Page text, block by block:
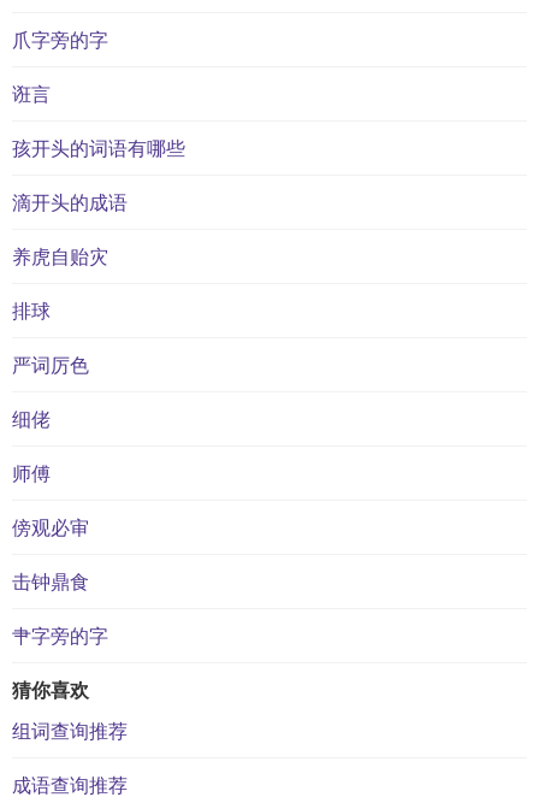
爪字旁的字
诳言
孩开头的词语有哪些
滴开头的成语
养虎自贻灾
排球
严词厉色
细佬
师傅
傍观必审
击钟鼎食
肀字旁的字
猜你喜欢
组词查询推荐
成语查询推荐